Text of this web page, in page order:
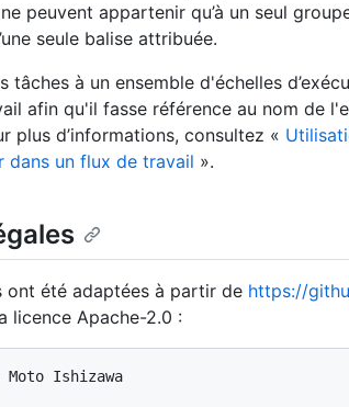
peuvent appartenir qu’à un seul
seule balise attribuée.
tâches à un ensemble d'échelles
afin qu'il fasse référence au nom de
plus d’informations, consultez «
dans un flux de travail ».
ont été adaptées à partir de https://
licence Apache-2.0 :
Moto Ishizawa